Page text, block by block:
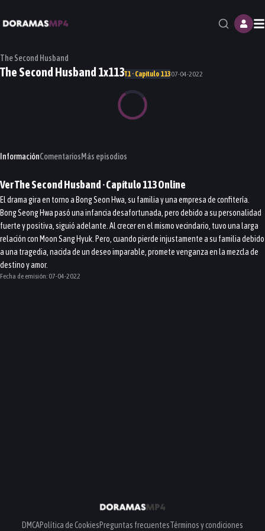
The Second Husband
The Second Husband 1x113T1 · Capítulo 11307-04-2022
InformaciónComentariosMás episodios
VerThe Second Husband· Capítulo113Online
El drama gira en torno a Bong Seon Hwa, su familia y una empresa de confitería.
Bong Seong Hwa pasó una infancia desafortunada, pero debido a su personalidad
fuerte y positiva, siguió adelante. Al crecer en el mismo vecindario, tuvo una larga
relación con Moon Sang Hyuk. Pero, cuando pierde injustamente a su familia debido
a una tragedia, nacida de un deseo imparable, promete venganza en la mezcla de
destino y amor.
Fecha de emisión: 07-04-2022
DMCAPolítica de CookiesPreguntas frecuentesTérminos y condiciones